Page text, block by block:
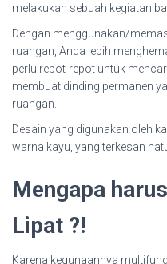
melakukan sebuah kegiatan
Dengan menggunakan/
ruangan, Anda lebih
perlu repot-repot untuk
membuat dinding permanen
ruangan.
Desain yang digunakan oleh
warna kayu, yang terkesan
Mengapa
Lipat ?!
Karena kegunaannya